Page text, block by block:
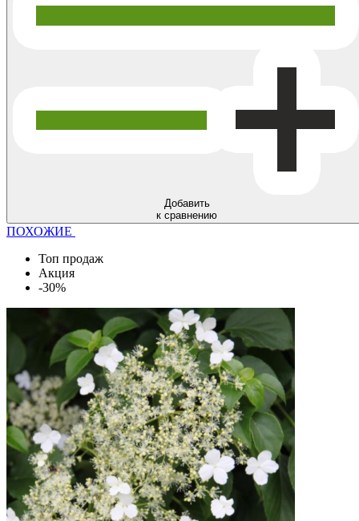
Добавить
к сравнению
ПОХОЖИЕ
Топ продаж
Акция
-30%